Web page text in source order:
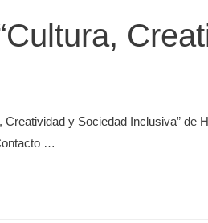
y Sociedad Inclusiva” de
…